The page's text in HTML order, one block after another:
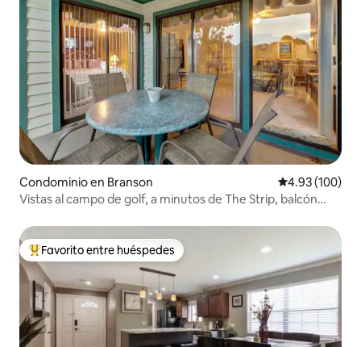
Condominio en Branson Calificación
4.93 (100)
Vistas al campo de golf, a minutos de The Strip, balcón
De los mejores en Favorito entre huéspedes
Favorito entre huéspedes